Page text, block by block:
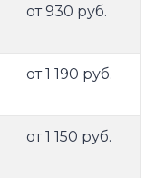
от 930 руб.
от 1 190 руб.
от 1 150 руб.